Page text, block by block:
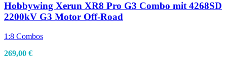
Hobbywing Xerun XR8 Pro G3 Combo mit 4268SD
2200kV G3 Motor Off-Road
1:8 Combos
269,00 €